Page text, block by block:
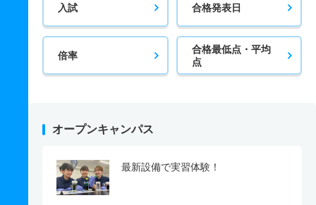
入試 合格発表日
倍率
合格最低点・平均
点
オープンキャンパス
最新設備で実習体験！